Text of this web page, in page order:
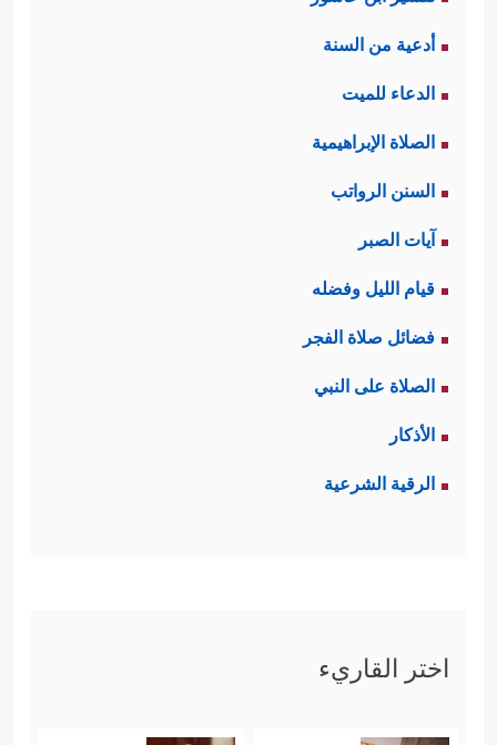
أدعية من السنة
الدعاء للميت
الصلاة الإبراهيمية
السنن الرواتب
آيات الصبر
قيام الليل وفضله
فضائل صلاة الفجر
الصلاة على النبي
الأذكار
الرقية الشرعية
اختر القاريء